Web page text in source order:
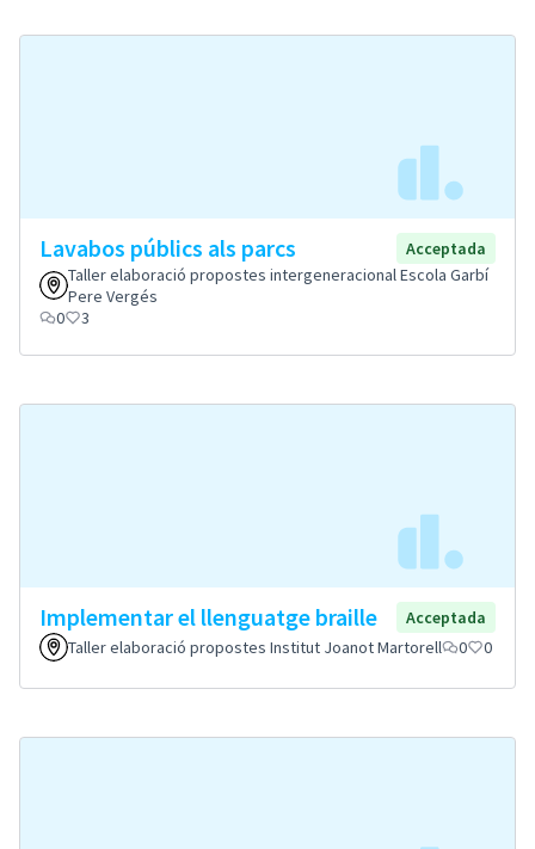
Lavabos públics als parcs
Acceptada
Taller elaboració propostes intergeneracional Escola Garbí
Pere Vergés
0
3
Implementar el llenguatge braille
Acceptada
Taller elaboració propostes Institut Joanot Martorell
0 0